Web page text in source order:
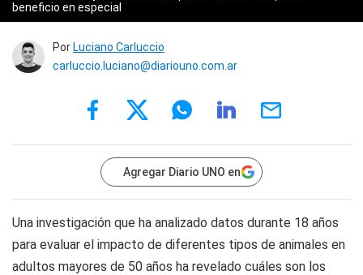
beneficio en especial
Por Luciano Carluccio
carluccio.luciano@diariouno.com.ar
Agregar Diario UNO en
Una investigación que ha analizado datos durante 18 años
para evaluar el impacto de diferentes tipos de animales en
adultos mayores de 50 años ha revelado cuáles son los